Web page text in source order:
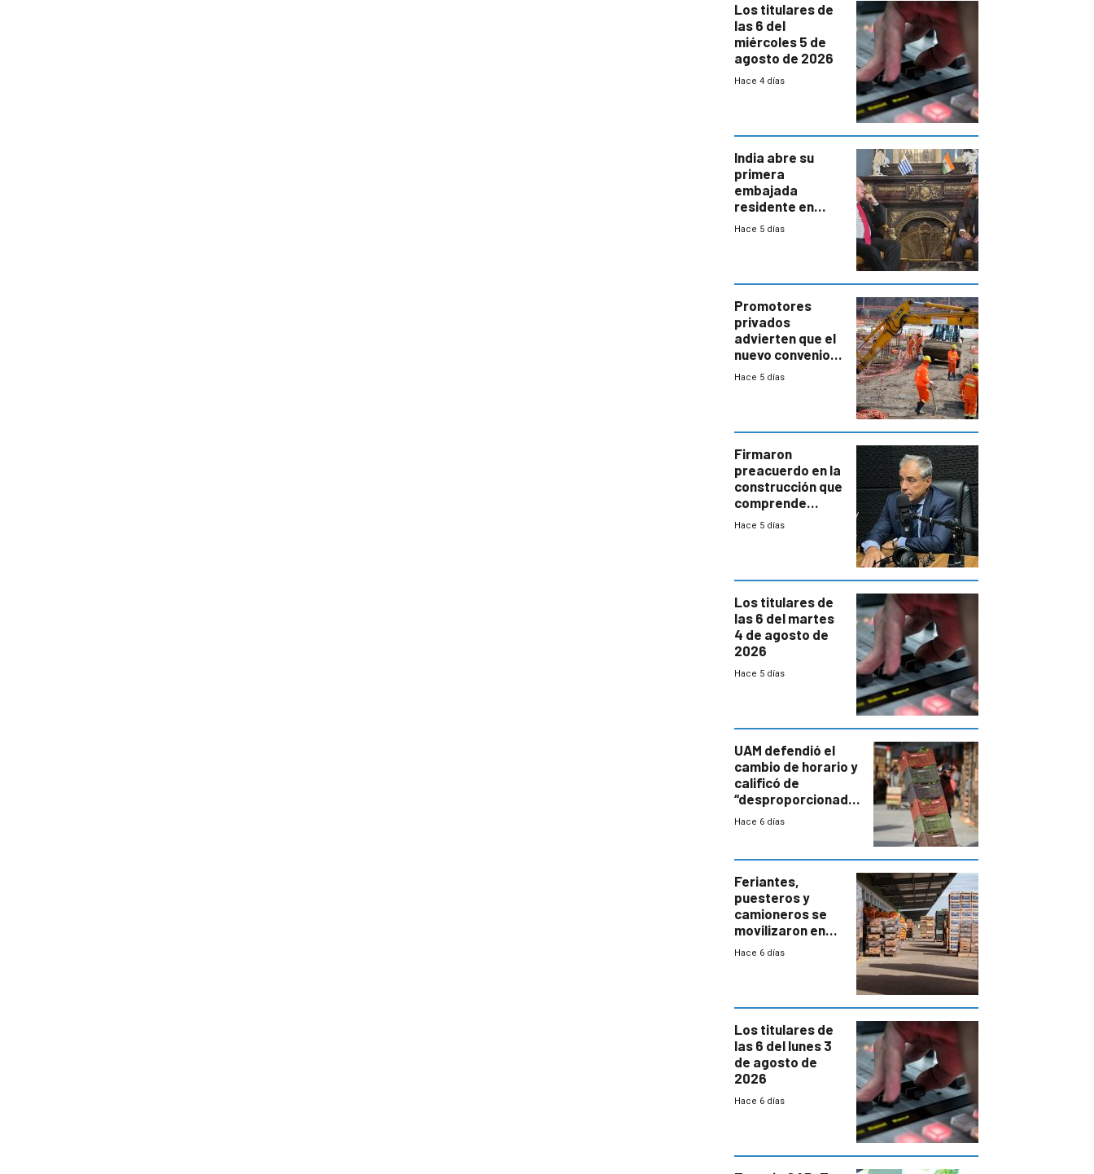
Los titulares de
las 6 del
miércoles 5 de
agosto de 2026
Hace 4 días
India abre su
primera
embajada
residente en
Uruguay y crecen
enorme
potencial
Hace 5 días
Promotores
privados
advierten que el
nuevo convenio
de la
a revisar
proyectos
Hace 5 días
Firmaron
preacuerdo en la
construcción que
comprende
reducción
Hace 5 días
Los titulares de
las 6 del martes
4 de agosto de
2026
Hace 5 días
UAM defendió el
cambio de horario y
calificó de
“desproporcionado”
el bloqueo de
Hace 6 días
Feriantes,
puesteros y
camioneros se
movilizaron en
rechazo a
Hace 6 días
Los titulares de
las 6 del lunes 3
de agosto de
2026
Hace 6 días